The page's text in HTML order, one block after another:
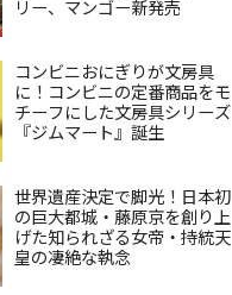
リー、マンゴー新発売
コンビニおにぎりが文房具
に！コンビニの定番商品をモ
チーフにした文房具シリーズ
『ジムマート』誕生
世界遺産決定で脚光！日本初
の巨大都城・藤原京を創り上
げた知られざる女帝・持統天
皇の凄絶な執念